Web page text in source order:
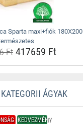
Sparta maxi+fiók 180X200
Ft417659 Ft
ÁGYAK
KEDVEZMÉNY